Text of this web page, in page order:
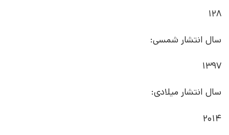
128
سال انتشار شمسی:
1397
سال انتشار میلادی:
2014